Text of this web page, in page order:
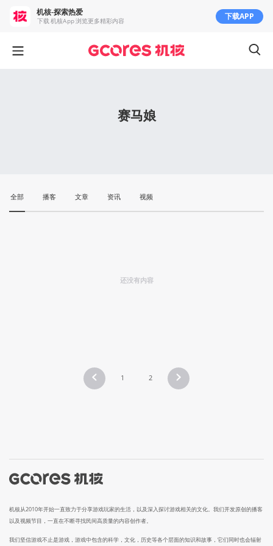
赛马娘
全部 播客 文章 资讯 视频
还没有内容
1 2
机核从2010年开始一直致力于分享游戏玩家的生活，以及深入探讨游戏相关的文化。我们开发原创的播客
以及视频节目，一直在不断寻找民间高质量的内容创作者。
我们坚信游戏不止是游戏，游戏中包含的科学，文化，历史等各个层面的知识和故事，它们同时也会辐射
机核-探索热爱
下载 机核App 浏览更多精彩内容 下载APP